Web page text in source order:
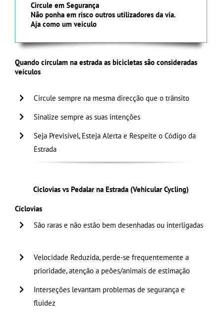
Circule em Segurança
Não ponha em risco outros utilizadores da via.
Aja como um veículo
Quando circulam na estrada as bicicletas são consideradas
veículos
Circule sempre na mesma direcção que o trânsito
Sinalize sempre as suas intenções
Seja Previsível, Esteja Alerta e Respeite o Código da
Estrada
Ciclovias vs Pedalar na Estrada (Vehicular Cycling)
Ciclovias
São raras e não estão bem desenhadas ou interligadas
Velocidade Reduzida, perde-se frequentemente a
prioridade, atenção a peões/animais de estimação
Interseções levantam problemas de segurança e
fluidez